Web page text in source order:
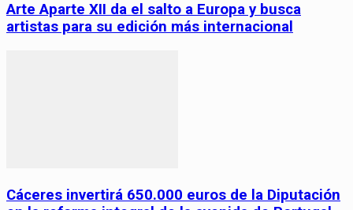
Arte Aparte XII da el salto a Europa y busca
artistas para su edición más internacional
Cáceres invertirá 650.000 euros de la Diputación